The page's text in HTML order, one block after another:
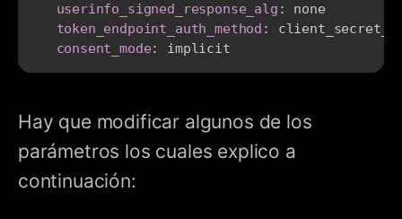
userinfo_signed_response_alg :
none
token_endpoint_auth_method :
consent_mode: implicit
Hay que modificar algunos de los
parámetros los cuales explico a
continuación: